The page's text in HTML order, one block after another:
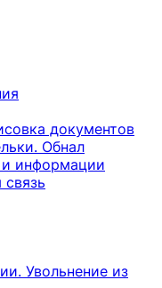
документов
Обнал
информации
Увольнение из